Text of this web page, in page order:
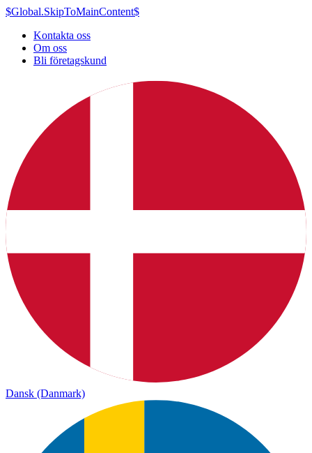
$Global.SkipToMainContent$
Kontakta oss
Om oss
Bli företagskund
Dansk (Danmark)